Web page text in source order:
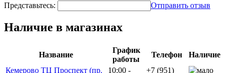
Представьтесь: Отправить отзыв
Наличие в магазинах
Название
График
работы
Телефон
Наличие
Кемерово ТЦ Проспект (пр.
10:00 - +7 (951)